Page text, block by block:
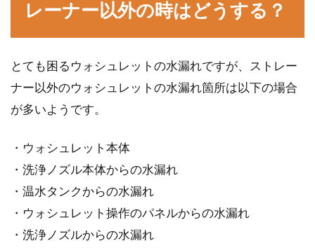
レーナー以外の時はどうする？
とても困るウォシュレットの水漏れですが、ストレー
ナー以外のウォシュレットの水漏れ箇所は以下の場合
が多いようです。
・ウォシュレット本体
・洗浄ノズル本体からの水漏れ
・温水タンクからの水漏れ
・ウォシュレット操作のパネルからの水漏れ
・洗浄ノズルからの水漏れ